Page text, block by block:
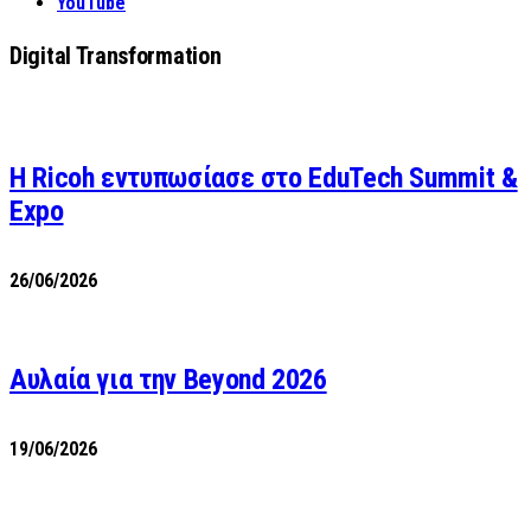
Digital Transformation
Η Ricoh εντυπωσίασε στο EduTech Summit &
Expo
26/06/2026
Αυλαία για την Beyond 2026
19/06/2026